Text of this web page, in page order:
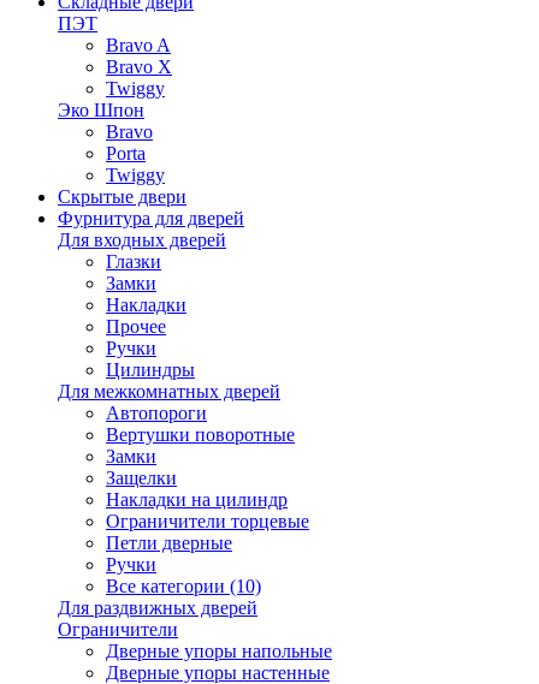
ПЭТ
Bravo A
Bravo X
Twiggy
Эко Шпон
Bravo
Porta
Twiggy
Скрытые двери
Фурнитура для дверей
Для входных дверей
Глазки
Замки
Накладки
Прочее
Ручки
Цилиндры
Для межкомнатных дверей
Автопороги
Вертушки поворотные
Замки
Защелки
Накладки на цилиндр
Ограничители торцевые
Петли дверные
Ручки
Все категории (10)
Для раздвижных дверей
Ограничители
Дверные упоры напольные
Дверные упоры настенные